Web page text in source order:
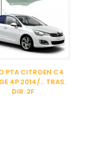
PTA CITROEN C4
4P 2014/… TRAS.
DIR. 2F